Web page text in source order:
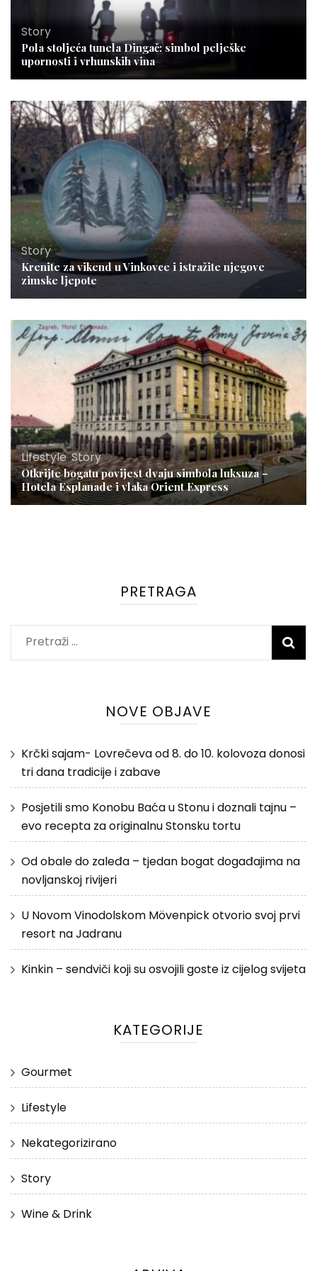
Story
Pola stoljeća tunela Dingač: simbol pelješke
upornosti i vrhunskih vina
Story
Krenite za vikend u Vinkovce i istražite njegove
zimske ljepote
Lifestyle,Story
Otkrijte bogatu povijest dvaju simbola luksuza –
Hotela Esplanade i vlaka Orient Express
PRETRAGA
Pretraži:
NOVE OBJAVE
Krčki sajam- Lovrečeva od 8. do 10. kolovoza donosi
tri dana tradicije i zabave
Posjetili smo Konobu Baća u Stonu i doznali tajnu –
evo recepta za originalnu Stonsku tortu
Od obale do zaleđa – tjedan bogat događajima na
novljanskoj rivijeri
U Novom Vinodolskom Mövenpick otvorio svoj prvi
resort na Jadranu
Kinkin – sendviči koji su osvojili goste iz cijelog svijeta
KATEGORIJE
Gourmet
Lifestyle
Nekategorizirano
Story
Wine & Drink